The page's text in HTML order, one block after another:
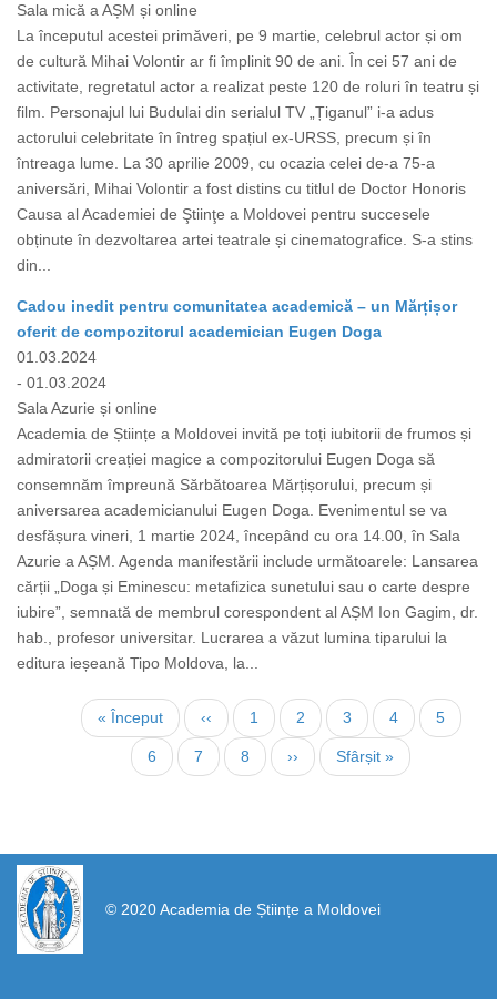
Sala mică a AȘM și online
La începutul acestei primăveri, pe 9 martie, celebrul actor și om
de cultură Mihai Volontir ar fi împlinit 90 de ani. În cei 57 ani de
activitate, regretatul actor a realizat peste 120 de roluri în teatru și
film. Personajul lui Budulai din serialul TV „Țiganul” i-a adus
actorului celebritate în întreg spațiul ex-URSS, precum și în
întreaga lume. La 30 aprilie 2009, cu ocazia celei de-a 75-a
aniversări, Mihai Volontir a fost distins cu titlul de Doctor Honoris
Causa al Academiei de Ştiinţe a Moldovei pentru succesele
obținute în dezvoltarea artei teatrale și cinematografice. S-a stins
din...
Cadou inedit pentru comunitatea academică – un Mărțișor
oferit de compozitorul academician Eugen Doga
01.03.2024
- 01.03.2024
Sala Azurie și online
Academia de Științe a Moldovei invită pe toți iubitorii de frumos și
admiratorii creației magice a compozitorului Eugen Doga să
consemnăm împreună Sărbătoarea Mărțișorului, precum și
aniversarea academicianului Eugen Doga. Evenimentul se va
desfășura vineri, 1 martie 2024, începând cu ora 14.00, în Sala
Azurie a AȘM. Agenda manifestării include următoarele: Lansarea
cărții „Doga și Eminescu: metafizica sunetului sau o carte despre
iubire”, semnată de membrul corespondent al AȘM Ion Gagim, dr.
hab., profesor universitar. Lucrarea a văzut lumina tiparului la
editura ieșeană Tipo Moldova, la...
Prima
pagină
« Început
Pagina
anterioară
‹‹ Page
1
Pagina
curentă
2 Page
3 Page
4 Page
5
Page
6 Page
7 Page
8
Pagina
următoare
››
Ultima
pagină
Sfârșit »
© 2020 Academia de Științe a Moldovei
https://propletenie.ru/